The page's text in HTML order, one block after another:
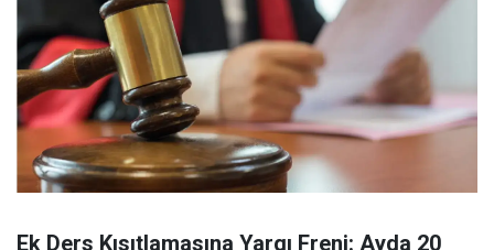
Ek Ders Kısıtlamasına Yargı Freni: Ayda 20